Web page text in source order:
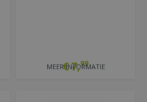
€7,99
MEER INFORMATIE